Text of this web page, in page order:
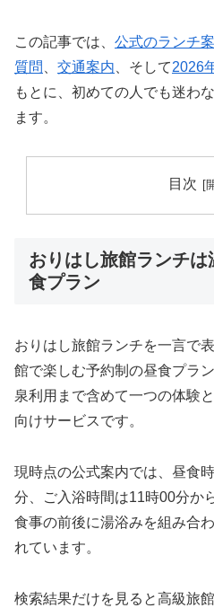
この記事では、 公式のランチ
質問
交通案内 、そして2026
もとに、初めての人でも迷わ
ます。
目次
おりはし旅館ランチ
食プラン
おりはし旅館ランチを一言で
館で楽しむ予約制の昼食プラ
泉利用まで含めて一つの体験
向けサービスです。
現時点の公式案内では、昼食
分、ご入浴時間は11時00分か
食事の前後に湯浴みを組み合
れています。
検索結果だけを見ると高級旅